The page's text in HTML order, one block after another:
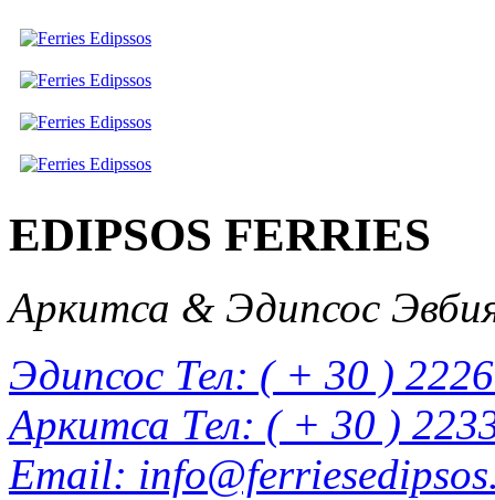
EDIPSOS FERRIES
Аркитса & Эдипсос
Эдипсос Тел: ( + 30 )
Аркитса Тел: ( + 30 )
Email: